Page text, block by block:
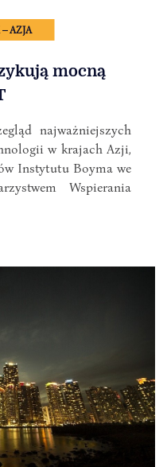
AZJA
mocną
najważniejszych
w krajach Azji,
Instytutu Boyma we
Wspierania